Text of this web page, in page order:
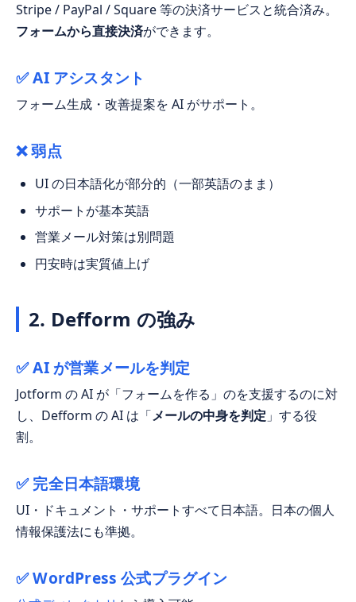
Stripe / PayPal / Square 等の決済サービスと統合済み。
フォームから直接決済ができます。
✅ AI アシスタント
フォーム生成・改善提案を AI がサポート。
❌ 弱点
UI の日本語化が部分的（一部英語のまま）
サポートが基本英語
営業メール対策は別問題
円安時は実質値上げ
2. Defform の強み
✅ AI が営業メールを判定
Jotform の AI が「フォームを作る」のを支援するのに対
し、Defform の AI は「メールの中身を判定 」する役
割。
✅ 完全日本語環境
UI・ドキュメント・サポートすべて日本語。日本の個人
情報保護法にも準拠。
✅ WordPress 公式プラグイン